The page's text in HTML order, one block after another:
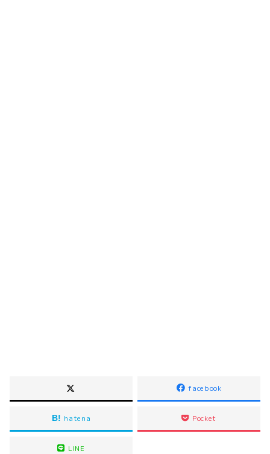
facebook
hatena Pocket
LINE